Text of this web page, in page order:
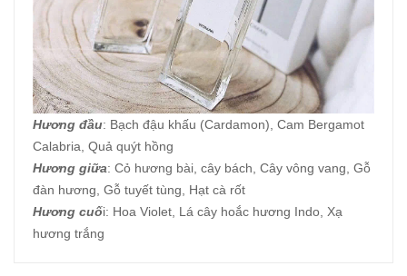
Hương đầu: Bạch đậu khấu (Cardamon), Cam Bergamot
Calabria, Quả quýt hồng
Hương giữa: Cỏ hương bài, cây bách, Cây vông vang, Gỗ
đàn hương, Gỗ tuyết tùng, Hạt cà rốt
Hương cuối: Hoa Violet, Lá cây hoắc hương Indo, Xạ
hương trắng